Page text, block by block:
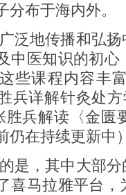
分布于海内外。
泛地传播和弘
中医知识的初
些课程内容丰
兵详解针灸处
胜兵解读〈金匮
仍在持续更新中
是，其中大部
喜马拉雅平台